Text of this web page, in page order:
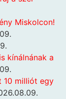
Miskolcon!
kínálnának a
10 milliót egy